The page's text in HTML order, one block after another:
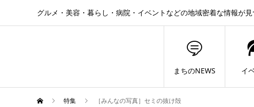
グルメ・美容・暮らし・病院・イベントなどの地域密着な情報が見
まちのNEWS イ
特集 ［みんなの写真］セミの抜け殻